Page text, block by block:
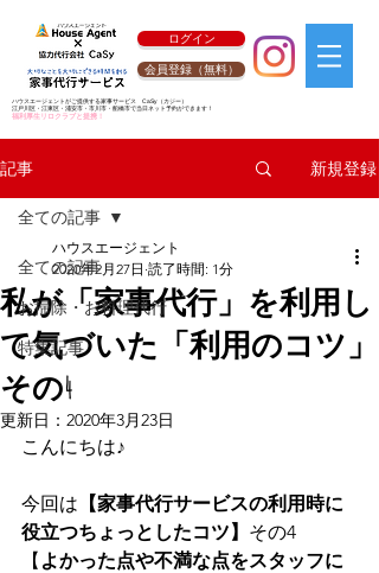
ログイン
会員登録（無料）
ハウスエージェントがご提供する家事サービス CaSy （カジー）
江戸川区・江東区・浦安市・市川市・船橋市で当日ネット予約ができます！
福利厚生リロクラブと提携！
記事 新規登録
全ての記事
お掃除・お料理代行
特集記事
全ての記事
私が「家事代行」を利用し
て気づいた「利用のコツ」
その4
ハウスエージェント
2020年2月27日 読了時間: 1分
更新日： 2020年3月23日
こんにちは♪
今回は 【家事代行サービスの利用時に
役立つちょっとしたコツ】 その4
【 よかった点や不満な点をスタッフに